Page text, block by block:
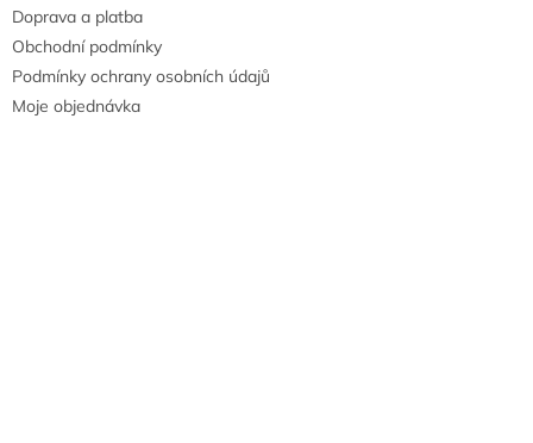
Doprava a platba
Obchodní podmínky
Podmínky ochrany osobních údajů
Moje objednávka